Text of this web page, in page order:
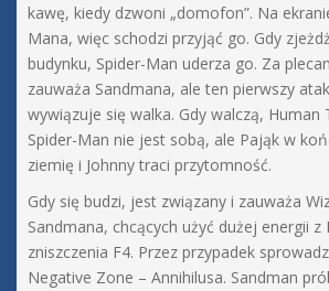
kawę, kiedy dzwoni „domofon”. Na
Mana, więc schodzi przyjąć go. Gdy
budynku, Spider-Man uderza go. Za
zauważa Sandmana, ale ten pierwszy
wywiązuje się walka. Gdy walczą, Human
Spider-Man nie jest sobą, ale Pająk w
ziemię i Johnny traci przytomność.
Gdy się budzi, jest związany i zauważa
Sandmana, chcących użyć dużej energii
zniszczenia F4. Przez przypadek
Negative Zone – Annihilusa. Sandman